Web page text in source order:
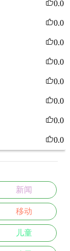
0.0
0.0
0.0
0.0
0.0
0.0
0.0
0.0
新闻
移动
儿童